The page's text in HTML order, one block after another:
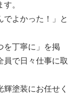
。
でよかった！」と
を丁寧に」を掲
員で日々仕事に取
塗装にお任せく